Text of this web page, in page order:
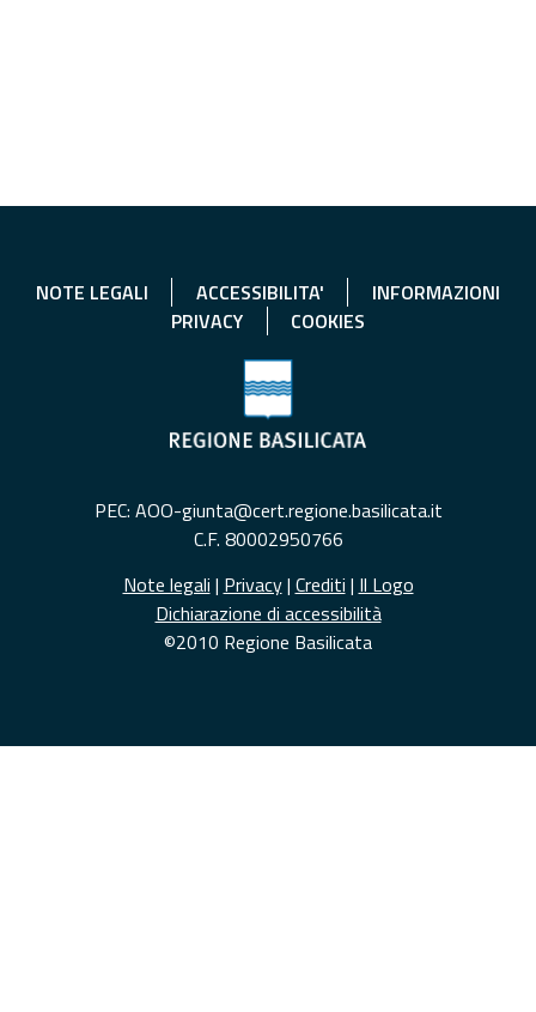
NOTE LEGALI ACCESSIBILITA'
INFORMAZIONI
PRIVACY
COOKIES
PEC: AOO-giunta@cert.regione.basilicata.it
C.F. 80002950766
Note legali | Privacy| Crediti | Il Logo
Dichiarazione di accessibilità
©2010 Regione Basilicata